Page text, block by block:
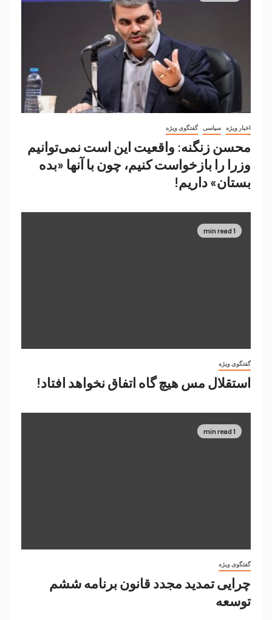
اخبار ویژه سیاسی گفتگوی ویژه
محسن زنگنه: واقعیت این است نمی‌توانیم
وزرا را بازخواست کنیم، چون با آنها «بده
بستان» داریم!
1 min read
گفتگوی ویژه
استقلال مس هیچ گاه اتفاق نخواهد افتاد!
1 min read
گفتگوی ویژه
چرایی تمدید مجدد قانون برنامه ششم
توسعه